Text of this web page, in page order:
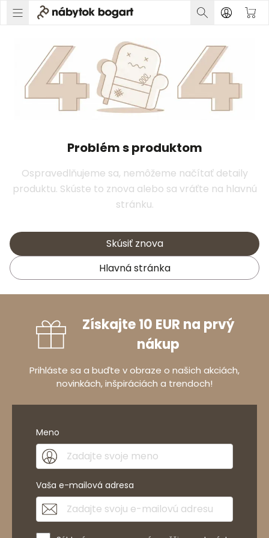
Problém s produktom
Ospravedlňujeme sa, nemôžeme načítať detaily
produktu. Skúste to znova alebo sa vráťte na hlavnú
stránku.
Skúsiť znova
Hlavná stránka
Získajte 10 EUR na prvý
nákup
Prihláste sa a buďte v obraze o našich akciách,
novinkách, inšpiráciách a trendoch!
Meno
Vaša e-mailová adresa